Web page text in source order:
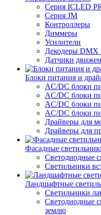
Серия ICLED
Серия JM
Контроллеры
Диммеры
Усилители
Декодеры DMX
Датчики
Блоки питания и
AC/DC блоки
AC/DC блоки
AC/DC блоки
AC/DC блоки
Драйверы для
Драйверы для
Фасадные
Светодиодные
Светильники
Ландшафтные
Светильники
Светодиодные
землю